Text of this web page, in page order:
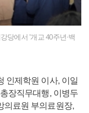
당에서 '개교 40주년·백
인제학원 이사, 이일
장직무대행, 이병두
의료원 부의료원장,